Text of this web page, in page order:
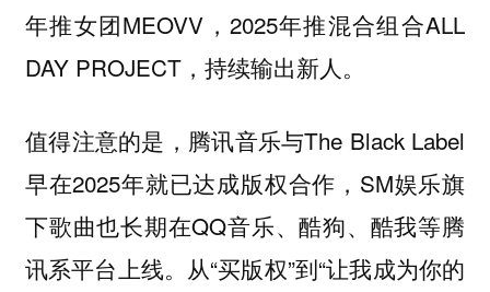
年推女团MEOVV，2025年推混合组合ALL
DAY PROJECT，持续输出新人。
值得注意的是，腾讯音乐与The Black Label
早在2025年就已达成版权合作，SM娱乐旗
下歌曲也长期在QQ音乐、酷狗、酷我等腾
讯系平台上线。从“买版权”到“让我成为你的